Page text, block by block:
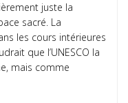
juste la
sacré. La
les cours intérieures
que l’UNESCO la
mais comme